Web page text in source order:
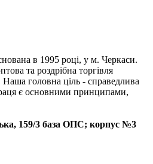
в 1995 році, у м. Черкаси.
та роздрібна торгівля
головна ціль - справедлива
є основними принципами,
159/3 база ОПС; корпус №3